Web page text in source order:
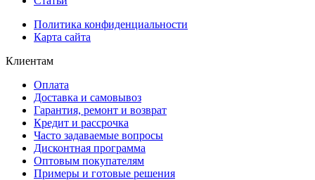
Политика конфиденциальности
Карта сайта
Клиентам
Оплата
Доставка и самовывоз
Гарантия, ремонт и возврат
Кредит и рассрочка
Часто задаваемые вопросы
Дисконтная программа
Оптовым покупателям
Примеры и готовые решения